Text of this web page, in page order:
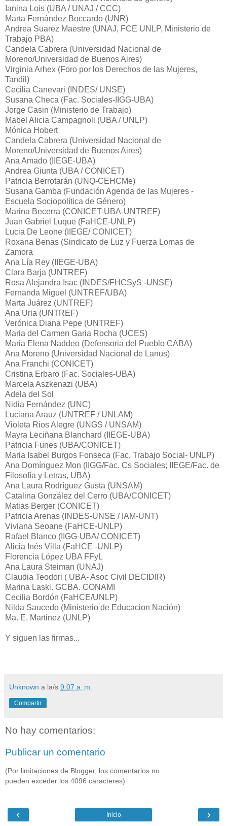
Ianina Lois (UBA / UNAJ / CCC)
Marta Fernández Boccardo (UNR)
Andrea Suarez Maestre (UNAJ, FCE UNLP, Ministerio de
Trabajo PBA)
Candela Cabrera (Universidad Nacional de
Moreno/Universidad de Buenos Aires)
Virginia Arhex (Foro por los Derechos de las Mujeres,
Tandil)
Cecilia Canevari (INDES/ UNSE)
Susana Checa (Fac. Sociales-IIGG-UBA)
Jorge Casin (Ministerio de Trabajo)
Mabel Alicia Campagnoli (UBA / UNLP)
Mónica Hobert
Candela Cabrera (Universidad Nacional de
Moreno/Universidad de Buenos Aires)
Ana Amado (IIEGE-UBA)
Andrea Giunta (UBA / CONICET)
Patricia Berrotarán (UNQ-CEHCMe)
Susana Gamba (Fundación Agenda de las Mujeres -
Escuela Sociopolítica de Género)
Marina Becerra (CONICET-UBA-UNTREF)
Juan Gabriel Luque (FaHCE-UNLP)
Lucia De Leone (IIEGE/ CONICET)
Roxana Benas (Sindicato de Luz y Fuerza Lomas de
Zamora
Ana Lía Rey (IIEGE-UBA)
Clara Barja (UNTREF)
Rosa Alejandra Isac (INDES/FHCSyS -UNSE)
Fernanda Miguel (UNTREF/UBA)
Marta Juárez (UNTREF)
Ana Uria (UNTREF)
Verónica Diana Pepe (UNTREF)
Maria del Carmen Garia Rocha (UCES)
Maria Elena Naddeo (Defensoria del Pueblo CABA)
Ana Moreno (Universidad Nacional de Lanus)
Ana Franchi (CONICET)
Cristina Erbaro (Fac. Sociales-UBA)
Marcela Aszkenazi (UBA)
Adela del Sol
Nidia Fernández (UNC)
Luciana Arauz (UNTREF / UNLAM)
Violeta Rios Alegre (UNGS / UNSAM)
Mayra Leciñana Blanchard (IIEGE-UBA)
Patricia Funes (UBA/CONICET)
Maria Isabel Burgos Fonseca (Fac. Trabajo Social- UNLP)
Ana Domínguez Mon (IIGG/Fac. Cs Sociales; IIEGE/Fac. de
Filosofía y Letras, UBA)
Ana Laura Rodríguez Gusta (UNSAM)
Catalina González del Cerro (UBA/CONICET)
Matias Berger (CONICET)
Patricia Arenas (INDES-UNSE / IAM-UNT)
Viviana Seoane (FaHCE-UNLP)
Rafael Blanco (IIGG-UBA/ CONICET)
Alicia Inés Villa (FaHCE -UNLP)
Florencia López UBA FFyL
Ana Laura Steiman (UNAJ)
Claudia Teodori ( UBA- Asoc Civil DECIDIR)
Marina Laski. GCBA. CONAMI
Cecilia Bordón (FaHCE/UNLP)
Nilda Saucedo (Ministerio de Educacion Nación)
Ma. E. Martinez (UNLP)
Y siguen las firmas...
Unknown a la/s 9:07 a. m.
Compartir
No hay comentarios:
Publicar un comentario
(Por limitaciones de Blogger, los comentarios no
pueden exceder los 4096 caracteres)
‹ ›
Inicio